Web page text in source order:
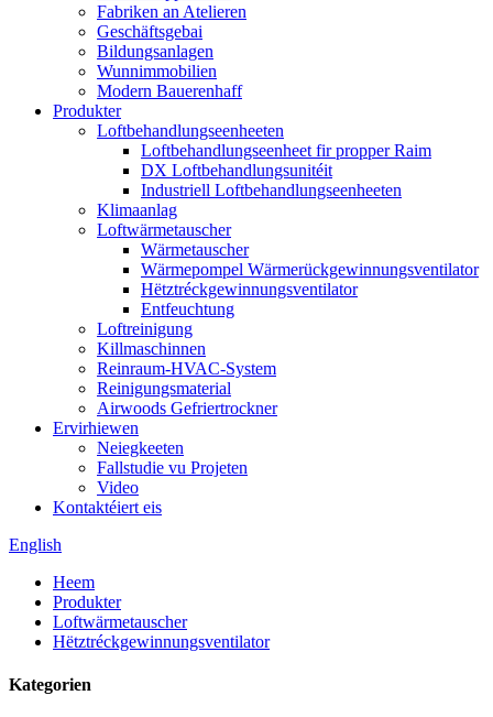
Fabriken an Atelieren
Geschäftsgebai
Bildungsanlagen
Wunnimmobilien
Modern Bauerenhaff
Produkter
Loftbehandlungseenheeten
Loftbehandlungseenheet fir propper Raim
DX Loftbehandlungsunitéit
Industriell Loftbehandlungseenheeten
Klimaanlag
Loftwärmetauscher
Wärmetauscher
Wärmepompel Wärmerückgewinnungsventilator
Hëtztréckgewinnungsventilator
Entfeuchtung
Loftreinigung
Killmaschinnen
Reinraum-HVAC-System
Reinigungsmaterial
Airwoods Gefriertrockner
Ervirhiewen
Neiegkeeten
Fallstudie vu Projeten
Video
Kontaktéiert eis
English
Heem
Produkter
Loftwärmetauscher
Hëtztréckgewinnungsventilator
Kategorien